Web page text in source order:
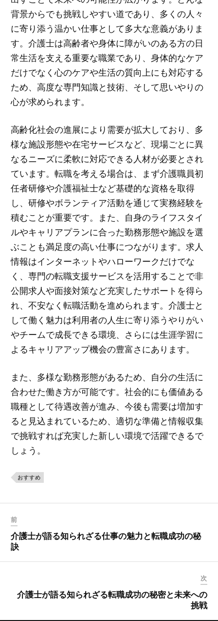
背景からでも挑戦しやすい道であり、多くの人々
に寄り添う温かい仕事として多大な意義がありま
す。介護士は高齢者や身体に障がいのある方の日
常生活を支える重要な職業であり、身体的なケア
だけでなく心のケアや生活の質向上にも対応する
ため、高度な専門知識と技術、そして思いやりの
心が求められます。
高齢化社会の進展により需要が拡大しており、多
様な施設形態や在宅サービスなど、現場ごとに異
なるニーズに柔軟に対応できる人材が必要とされ
ています。転職を考える場合は、まず介護職員初
任者研修や介護福祉士など基礎的な資格を取得
し、研修やボランティア活動を通じて実務経験を
積むことが重要です。また、自身のライフスタイ
ルやキャリアプランに合った勤務形態や施設を選
ぶことも満足度の高い仕事につながります。求人
情報はインターネットやハローワークだけでな
く、専門の転職支援サービスを活用することで非
公開求人や面接対策など充実したサポートを得ら
れ、不安なく転職活動を進められます。介護士と
して働く魅力は利用者の人生に寄り添うやりがい
やチームで成長できる環境、さらには生涯学習に
よるキャリアアップ機会の豊富さにあります。
また、多様な勤務形態があるため、自分の生活に
合わせた働き方が可能です。社会的にも価値ある
職種として待遇改善が進み、今後も需要は増加す
ると見込まれているため、適切な準備と情報収集
で挑戦すれば充実した新しい環境で活躍できるで
しょう。
おすすめ
前
介護士が語る知られざる仕事の魅力と転職成功の秘
訣
次
介護士が語る知られざる転職成功の秘密と未来への
挑戦